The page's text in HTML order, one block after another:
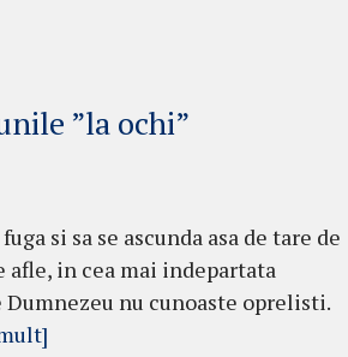
”la ochi”
si sa se ascunda asa de tare de
afle, in cea mai indepartata
nu cunoaste oprelisti.